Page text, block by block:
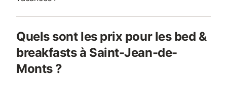
Quels sont les prix pour les bed &
breakfasts à Saint-Jean-de-
Monts ?